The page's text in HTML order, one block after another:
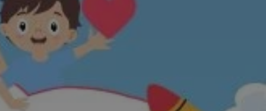
obsługuje
optymalizacji
przechowywania
do usług
czy użytkownik
lub reklamy.